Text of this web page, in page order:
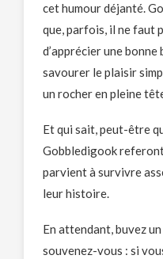
cet humour déjanté.
que, parfois, il ne faut
d’apprécier une
savourer le plaisir
un rocher en pleine
Et qui sait, peut-être
Gobbledigook
parvient à survivre
leur histoire.
En attendant, buvez
souvenez-vous : si